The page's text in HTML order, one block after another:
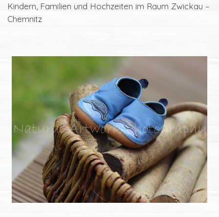
Kindern, Familien und Hochzeiten im Raum Zwickau –
Chemnitz